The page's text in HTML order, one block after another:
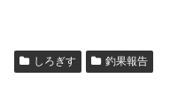
しろぎす 釣果報告